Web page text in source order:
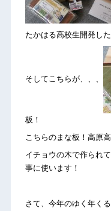
たかはる高校生開発し
そしてこちらが、、、
板！
こちらのまな板！高原
イチョウの木で作られ
事に使います！
さて、今年のゆく年く